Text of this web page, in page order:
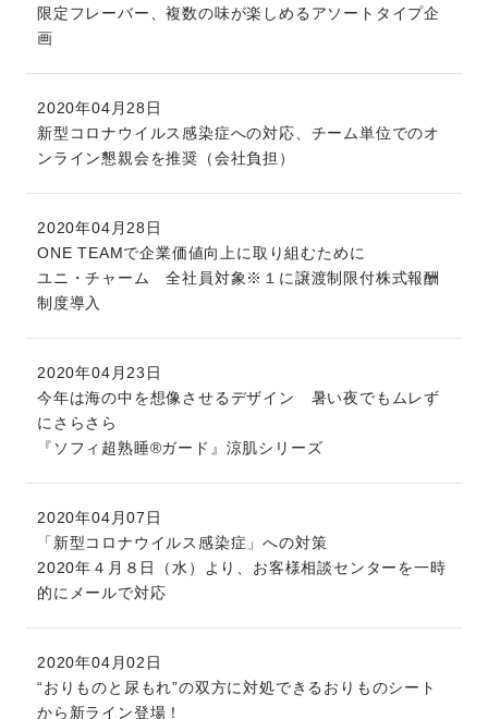
限定フレーバー、複数の味が楽しめるアソートタイプ企
画
2020年04月28日
新型コロナウイルス感染症への対応、チーム単位でのオ
ンライン懇親会を推奨（会社負担）
2020年04月28日
ONE TEAMで企業価値向上に取り組むために
ユニ・チャーム 全社員対象※１に譲渡制限付株式報酬
制度導入
2020年04月23日
今年は海の中を想像させるデザイン 暑い夜でもムレず
にさらさら
『ソフィ超熟睡®ガード』涼肌シリーズ
2020年04月07日
「新型コロナウイルス感染症」への対策
2020年４月８日（水）より、お客様相談センターを一時
的にメールで対応
2020年04月02日
“おりものと尿もれ”の双方に対処できるおりものシート
から新ライン登場！